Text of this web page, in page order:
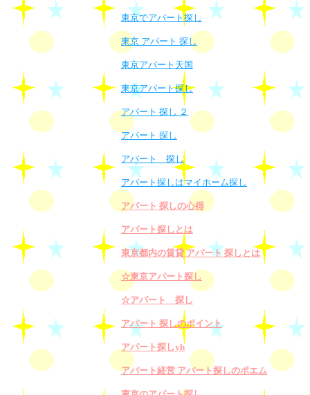
東京でアパート探し
東京 アパート 探し
東京アパート天国
東京アパート探し
アパート 探し ２
アパート 探し
アパート 探し
アパート探しはマイホーム探し
アパート 探しの心得
アパート探しとは
東京都内の賃貸 アパート 探しとは
☆東京アパート探し
☆アパート 探し
アパート 探しのポイント
アパート探しyh
アパート経営 アパート探しのポエム